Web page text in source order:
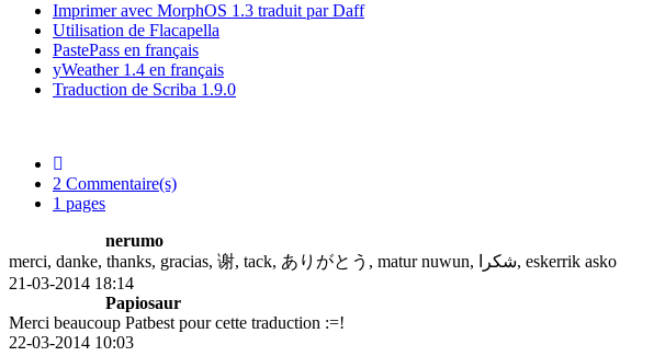
Imprimer avec MorphOS 1.3 traduit par Daff
Utilisation de Flacapella
PastePass en français
yWeather 1.4 en français
Traduction de Scriba 1.9.0
2 Commentaire(s)
1 pages
nerumo
merci, danke, thanks, gracias, 谢, tack, ありがとう, matur nuwun, شكرا, eskerrik asko
21-03-2014 18:14
Papiosaur
Merci beaucoup Patbest pour cette traduction :=!
22-03-2014 10:03